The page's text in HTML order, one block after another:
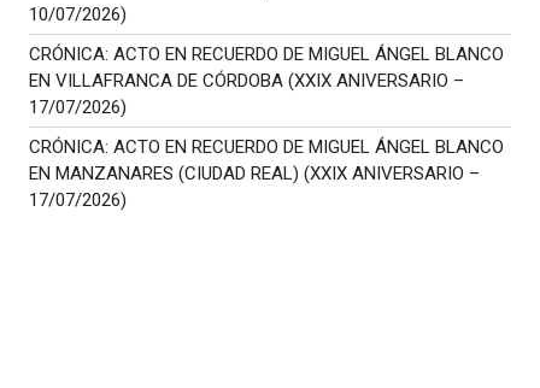
10/07/2026)
CRÓNICA: ACTO EN RECUERDO DE MIGUEL ÁNGEL BLANCO
EN VILLAFRANCA DE CÓRDOBA (XXIX ANIVERSARIO –
17/07/2026)
CRÓNICA: ACTO EN RECUERDO DE MIGUEL ÁNGEL BLANCO
EN MANZANARES (CIUDAD REAL) (XXIX ANIVERSARIO –
17/07/2026)